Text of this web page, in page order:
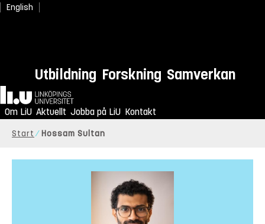
English
Utbildning Forskning Samverkan
Hem
Om LiU Aktuellt Jobba på LiU Kontakt
Start Hossam Sultan